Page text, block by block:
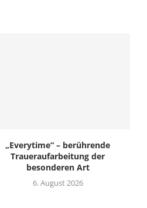
„Everytime“ – berührende
Traueraufarbeitung der
besonderen Art
6. August 2026